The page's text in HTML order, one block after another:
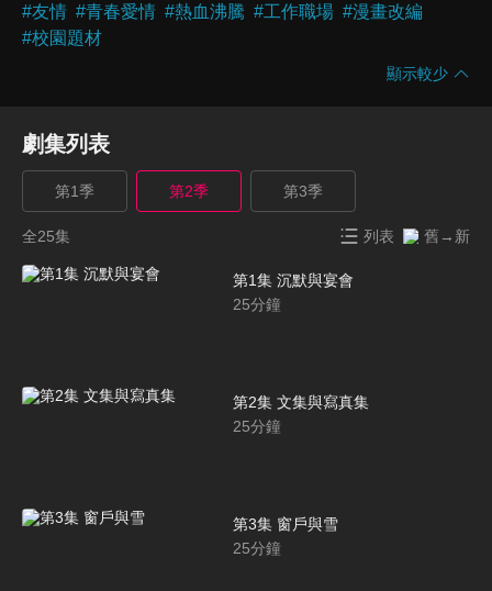
#友情 #青春愛情 #熱血沸騰 #工作職場 #漫畫改編
#校園題材
顯示較少
劇集列表
第1季 第2季 第3季
全25集 列表 舊→新
第1集 沉默與宴會
25分鐘
第2集 文集與寫真集
25分鐘
第3集 窗戶與雪
25分鐘